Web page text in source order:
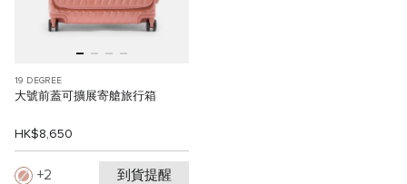
19 DEGREE
大號前蓋可擴展寄艙旅行箱
HK$8,650
2 到貨提醒